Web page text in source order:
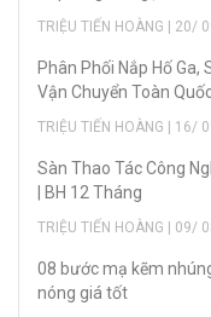
TRIỆU TIẾN HOÀNG | 20/
Phân Phối Nắp Hố
Vận Chuyển Toàn
TRIỆU TIẾN HOÀNG | 16/
Sàn Thao Tác Công
| BH 12 Tháng
TRIỆU TIẾN HOÀNG | 09/
08 bước mạ kẽm
nóng giá tốt